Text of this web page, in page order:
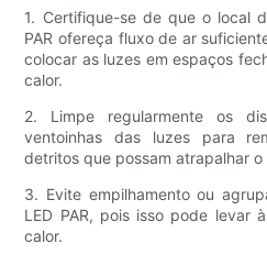
1. Certifique-se de que o local
PAR ofereça fluxo de ar
colocar as luzes em espaços
calor.
2. Limpe regularmente os
ventoinhas das luzes para
detritos que possam atrapalhar o
3. Evite empilhamento ou
LED PAR, pois isso pode levar
calor.